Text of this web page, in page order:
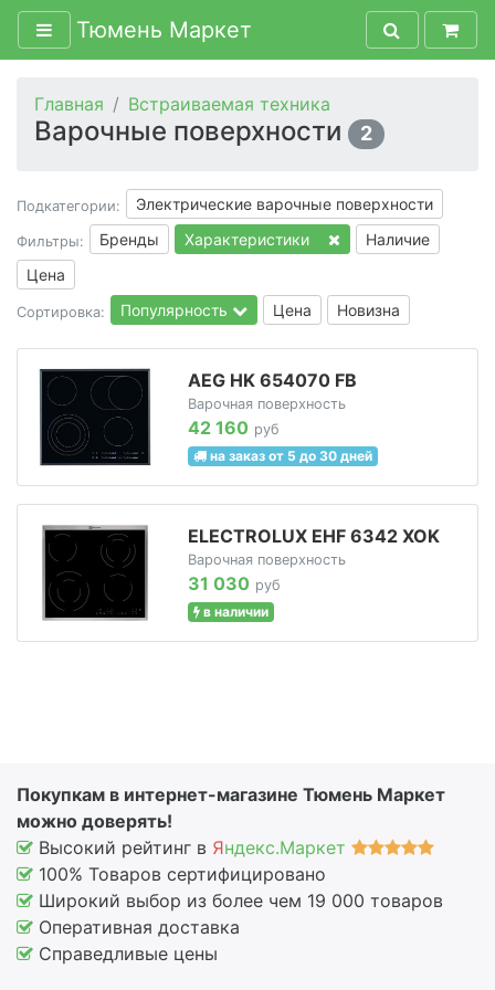
Тюмень Маркет
Главная Встраиваемая техника
Варочные поверхности 2
Подкатегории: Электрические варочные поверхности
Фильтры: Бренды Характеристики
Наличие
Цена
Сортировка: Популярность Цена Новизна
AEG HK 654070 FB
Варочная поверхность
42 160 руб
на заказ от 5 до 30 дней
ELECTROLUX EHF 6342 XOK
Варочная поверхность
31 030 руб
в наличии
Покупкам в интернет-магазине Тюмень Маркет
можно доверять!
Высокий рейтинг в Яндекс.Маркет
100% Товаров сертифицировано
Широкий выбор из более чем 19 000 товаров
Оперативная доставка
Справедливые цены